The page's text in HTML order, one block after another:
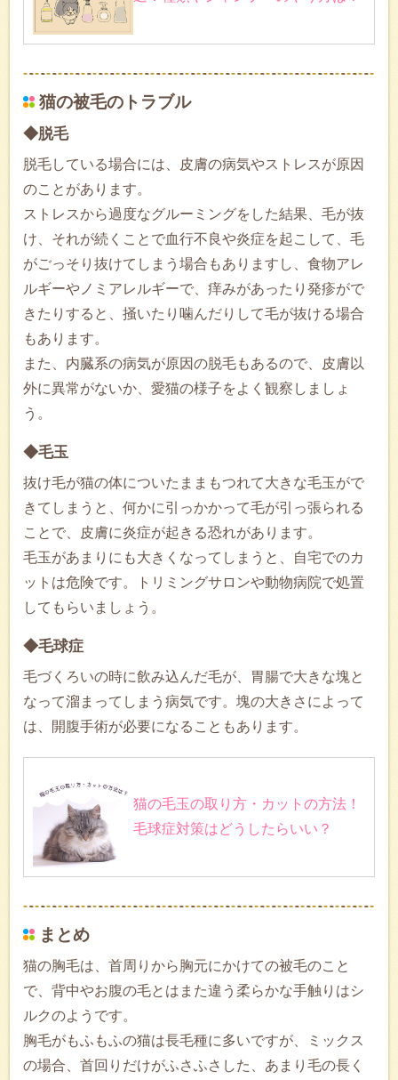
猫の被毛のトラブル
◆脱毛
脱毛している場合には、皮膚の病気やストレスが原因
のことがあります。
ストレスから過度なグルーミングをした結果、毛が抜
け、それが続くことで血行不良や炎症を起こして、毛
がごっそり抜けてしまう場合もありますし、食物アレ
ルギーやノミアレルギーで、痒みがあったり発疹がで
きたりすると、掻いたり噛んだりして毛が抜ける場合
もあります。
また、内臓系の病気が原因の脱毛もあるので、皮膚以
外に異常がないか、愛猫の様子をよく観察しましょ
う。
◆毛玉
抜け毛が猫の体についたままもつれて大きな毛玉がで
きてしまうと、何かに引っかかって毛が引っ張られる
ことで、皮膚に炎症が起きる恐れがあります。
毛玉があまりにも大きくなってしまうと、自宅でのカ
ットは危険です。トリミングサロンや動物病院で処置
してもらいましょう。
◆毛球症
毛づくろいの時に飲み込んだ毛が、胃腸で大きな塊と
なって溜まってしまう病気です。塊の大きさによって
は、開腹手術が必要になることもあります。
猫の毛玉の取り方・カットの方法！
毛球症対策はどうしたらいい？
まとめ
猫の胸毛は、首周りから胸元にかけての被毛のこと
で、背中やお腹の毛とはまた違う柔らかな手触りはシ
ルクのようです。
胸毛がもふもふの猫は長毛種に多いですが、ミックス
の場合、首回りだけがふさふさした、あまり毛の長く